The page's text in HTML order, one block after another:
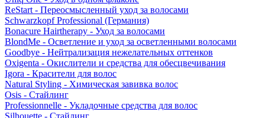
ReStart - Переосмысленный уход за волосами
Schwarzkopf Professional (Германия)
Bonacure Hairtherapy - Уход за волосами
BlondMe - Осветление и уход за осветленными волосами
Goodbye - Нейтрализация нежелательных оттенков
Oxigenta - Окислители и средства для обесцвечивания
Igora - Красители для волос
Natural Styling - Химическая завивка волос
Osis - Стайлинг
Professionnelle - Укладочные средства для волос
Silhouette - Стайлинг